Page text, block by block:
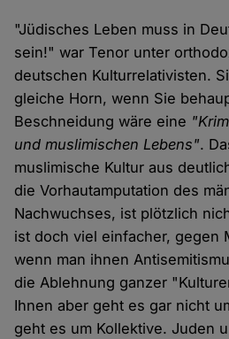
"Jüdisches Leben muss in
sein!" war Tenor unter
deutschen Kulturrelativisten.
gleiche Horn, wenn Sie
Beschneidung wäre eine
und muslimischen Lebens".
muslimische Kultur aus
die Vorhautamputation des
Nachwuchses, ist plötzlich
ist doch viel einfacher, gegen
wenn man ihnen
die Ablehnung ganzer
Ihnen aber geht es gar nicht
geht es um Kollektive. Juden